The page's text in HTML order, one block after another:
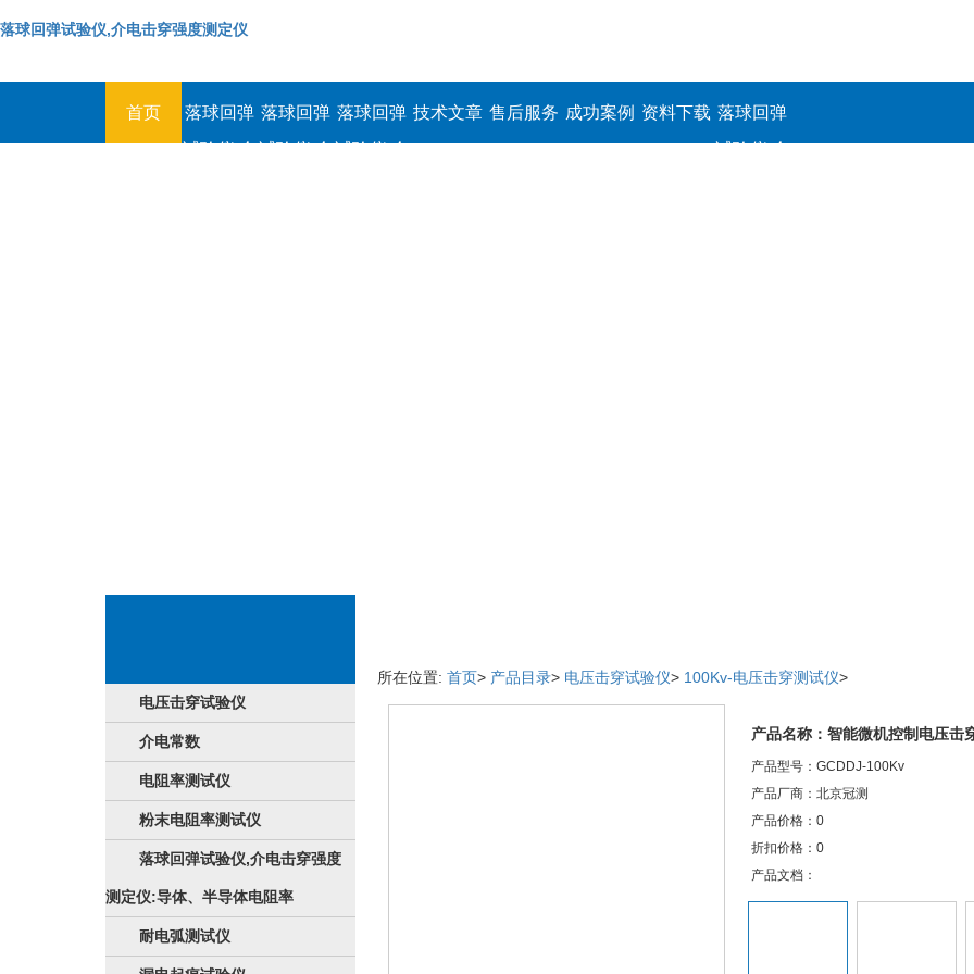
落球回弹试验仪,介电击穿强度测定仪
首页
落球回弹
试验仪,介
落球回弹
试验仪,介
落球回弹
试验仪,介
技术文章 售后服务 成功案例 资料下载 落球回弹
试验仪,介
电压击穿试验仪
介电常数
电阻率测试仪
粉末电阻率测试仪
落球回弹试验仪,介电击穿强度
测定仪:导体、半导体电阻率
耐电弧测试仪
所在位置: 首页> 产品目录> 电压击穿试验仪> 100Kv-电压击穿测试仪>
产品名称：智能微机控制电压击
产品型号：GCDDJ-100Kv
产品厂商：北京冠测
产品价格：0
折扣价格：0
产品文档：